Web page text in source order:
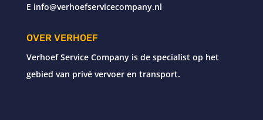
E info@verhoefservicecompany.nl
OVER VERHOEF
Verhoef Service Company is de specialist op het
gebied van privé vervoer en transport.